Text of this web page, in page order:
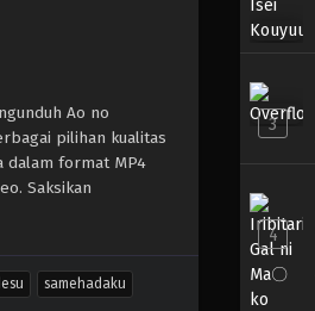
Ao no
pilihan kualitas
dalam format MP4
Saksikan
samehadaku
3
4